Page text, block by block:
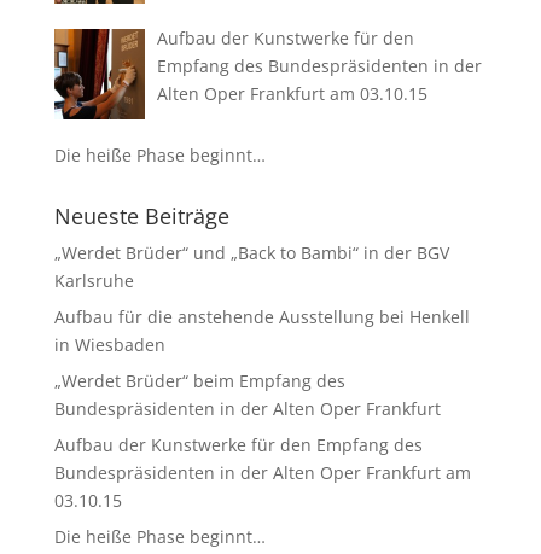
Aufbau der Kunstwerke für den
Empfang des Bundespräsidenten in der
Alten Oper Frankfurt am 03.10.15
Die heiße Phase beginnt…
Neueste Beiträge
„Werdet Brüder“ und „Back to Bambi“ in der BGV
Karlsruhe
Aufbau für die anstehende Ausstellung bei Henkell
in Wiesbaden
„Werdet Brüder“ beim Empfang des
Bundespräsidenten in der Alten Oper Frankfurt
Aufbau der Kunstwerke für den Empfang des
Bundespräsidenten in der Alten Oper Frankfurt am
03.10.15
Die heiße Phase beginnt…